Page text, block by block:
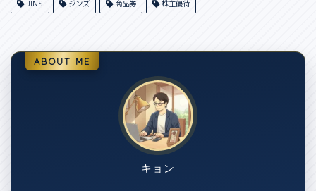
JINS ジンズ 商品券 株主優待
ABOUT ME
キョン